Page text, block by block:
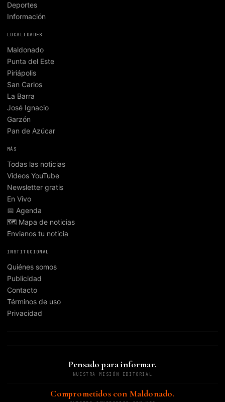
Deportes
Información
LOCALIDADES
Maldonado
Punta del Este
Piriápolis
San Carlos
La Barra
José Ignacio
Garzón
Pan de Azúcar
MÁS
Todas las noticias
Videos YouTube
Newsletter gratis
En Vivo
📅 Agenda
🗺️ Mapa de noticias
Envianos tu noticia
INSTITUCIONAL
Quiénes somos
Publicidad
Contacto
Términos de uso
Privacidad
Pensado para informar.
NUESTRA MISIÓN EDITORIAL
Comprometidos con Maldonado.